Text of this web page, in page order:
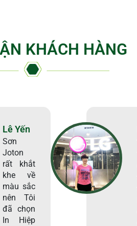
KHÁCH HÀNG
Lê Yến
Sơn
Joton
rất khắt
khe về
màu sắc
nên Tôi
đã chọn
In Hiệp